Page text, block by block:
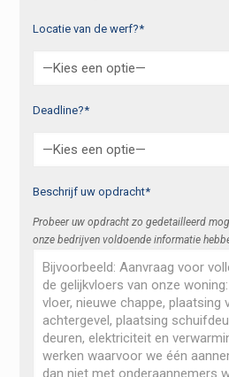
Locatie van de werf?*
Deadline?*
Beschrijf uw opdracht*
Probeer uw opdracht zo gedetailleerd
onze bedrijven voldoende informatie